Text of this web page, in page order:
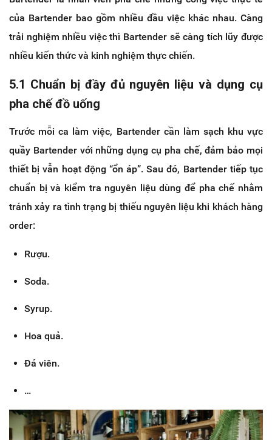
của Bartender bao gồm nhiều đầu việc khác nhau. Càng
trải nghiệm nhiều việc thì Bartender sẽ càng tích lũy được
nhiều kiến thức và kinh nghiệm thực chiến.
5.1 Chuẩn bị đầy đủ nguyên liệu và dụng cụ
pha chế đồ uống
Trước mỗi ca làm việc, Bartender cần làm sạch khu vực
quầy Bartender với những dụng cụ pha chế, đảm bảo mọi
thiết bị vẫn hoạt động “ổn áp”. Sau đó, Bartender tiếp tục
chuẩn bị và kiểm tra nguyên liệu dùng để pha chế nhằm
tránh xảy ra tình trạng bị thiếu nguyên liệu khi khách hàng
order:
Rượu.
Soda.
Syrup.
Hoa quả.
Đá viên.
…